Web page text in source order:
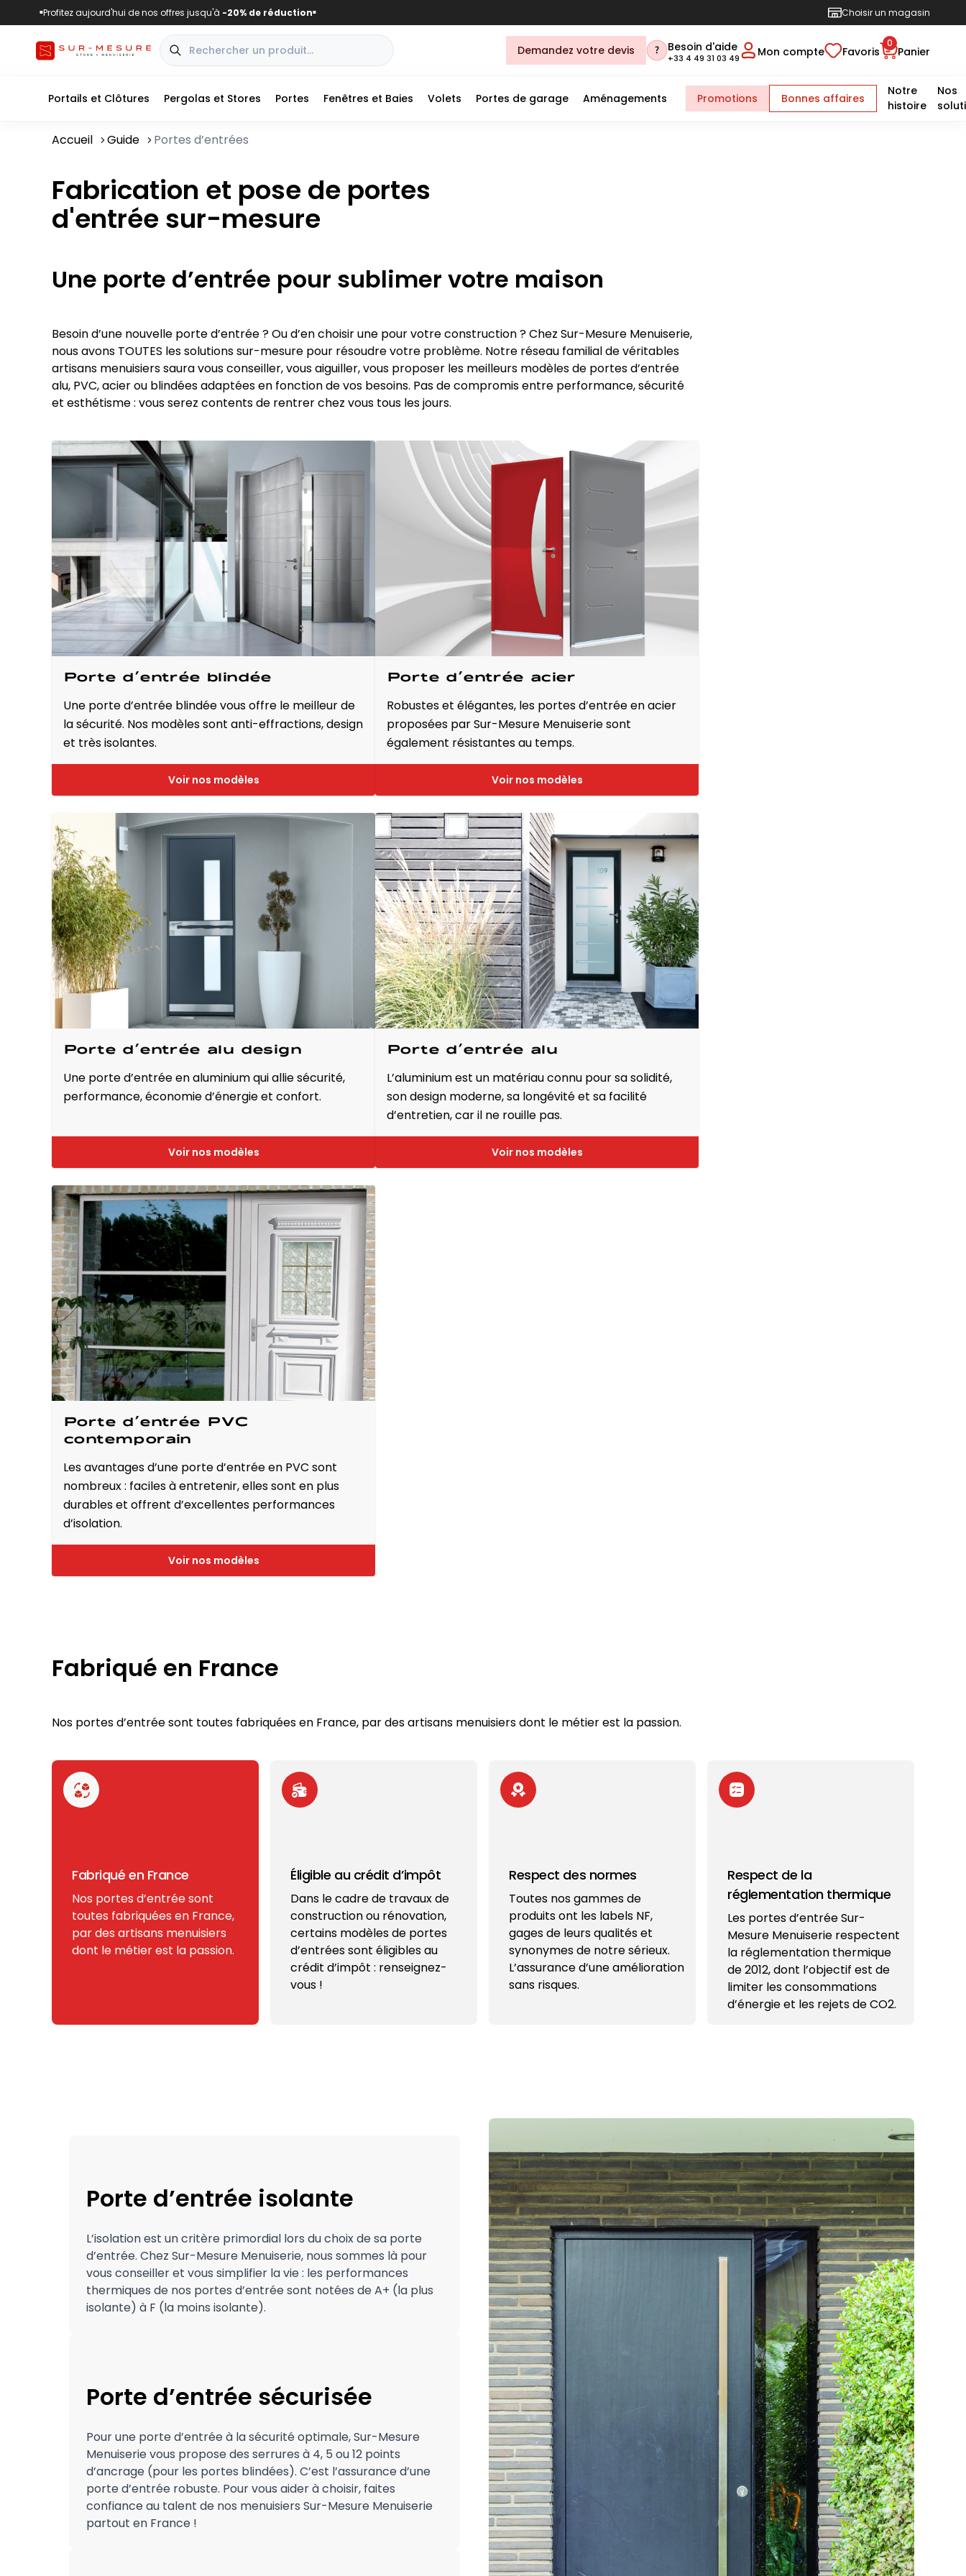
■Profitez aujourd'hui de nos offres jusqu'à -20% de réduction■ Choisir un magasin
Demandez votre devis Besoin d'aide
+33 4 49 31 03 49 Mon compte Favoris
0
Panier
Portails et Clôtures Pergolas et Stores Portes Fenêtres et Baies Volets Portes de garage Aménagements Promotions Bonnes affaires
Notre
histoire
Nos
Accueil Guide Portes d’entrées
Fabrication et pose de portes
d'entrée sur-mesure
Une porte d’entrée pour sublimer votre maison
Besoin d’une nouvelle porte d’entrée ? Ou d’en choisir une pour votre construction ? Chez Sur-Mesure Menuiserie,
nous avons TOUTES les solutions sur-mesure pour résoudre votre problème. Notre réseau familial de véritables
artisans menuisiers saura vous conseiller, vous aiguiller, vous proposer les meilleurs modèles de portes d’entrée
alu, PVC, acier ou blindées adaptées en fonction de vos besoins. Pas de compromis entre performance, sécurité
et esthétisme : vous serez contents de rentrer chez vous tous les jours.
Porte d’entrée blindée
Une porte d’entrée blindée vous offre le meilleur de
la sécurité. Nos modèles sont anti-effractions, design
et très isolantes.
Voir nos modèles
Porte d’entrée acier
Robustes et élégantes, les portes d’entrée en acier
proposées par Sur-Mesure Menuiserie sont
également résistantes au temps.
Voir nos modèles
Porte d’entrée alu design
Une porte d’entrée en aluminium qui allie sécurité,
performance, économie d’énergie et confort.
Voir nos modèles
Porte d’entrée alu
L’aluminium est un matériau connu pour sa solidité,
son design moderne, sa longévité et sa facilité
d’entretien, car il ne rouille pas.
Voir nos modèles
Porte d’entrée PVC
contemporain
Les avantages d’une porte d’entrée en PVC sont
nombreux : faciles à entretenir, elles sont en plus
durables et offrent d’excellentes performances
d’isolation.
Voir nos modèles
Fabriqué en France
Nos portes d’entrée sont toutes fabriquées en France, par des artisans menuisiers dont le métier est la passion.
Fabriqué en France
Nos portes d’entrée sont
toutes fabriquées en France,
par des artisans menuisiers
dont le métier est la passion.
Éligible au crédit d’impôt
Dans le cadre de travaux de
construction ou rénovation,
certains modèles de portes
d’entrées sont éligibles au
crédit d’impôt : renseignez-
vous !
Respect des normes
Toutes nos gammes de
produits ont les labels NF,
gages de leurs qualités et
synonymes de notre sérieux.
L’assurance d’une amélioration
sans risques.
Respect de la
réglementation thermique
Les portes d’entrée Sur-
Mesure Menuiserie respectent
la réglementation thermique
de 2012, dont l’objectif est de
limiter les consommations
d’énergie et les rejets de CO2.
Porte d’entrée isolante
L’isolation est un critère primordial lors du choix de sa porte
d’entrée. Chez Sur-Mesure Menuiserie, nous sommes là pour
vous conseiller et vous simplifier la vie : les performances
thermiques de nos portes d’entrée sont notées de A+ (la plus
isolante) à F (la moins isolante).
Porte d’entrée sécurisée
Pour une porte d’entrée à la sécurité optimale, Sur-Mesure
Menuiserie vous propose des serrures à 4, 5 ou 12 points
d’ancrage (pour les portes blindées). C’est l’assurance d’une
porte d’entrée robuste. Pour vous aider à choisir, faites
confiance au talent de nos menuisiers Sur-Mesure Menuiserie
partout en France !